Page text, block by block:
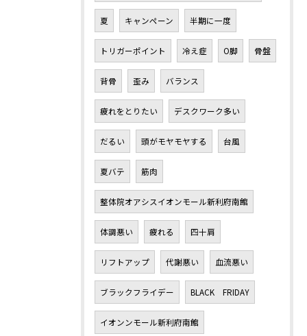
夏 キャンペーン 半期に一度
トリガーポイント 冷え症 O脚 骨盤
背骨 歪み バランス
疲れをとりたい デスクワーク多い
だるい 頭がモヤモヤする 台風
夏バテ 筋肉
整体院オアシスイオンモール新利府南館
体調悪い 疲れる 四十肩
リフトアップ 代謝悪い 血流悪い
ブラックフライデー BLACK FRIDAY
イオンンモール新利府南館